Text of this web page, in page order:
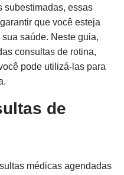
subestimadas, essas
que você esteja
saúde. Neste guia,
consultas de rotina,
pode utilizá-las para
de
médicas agendadas